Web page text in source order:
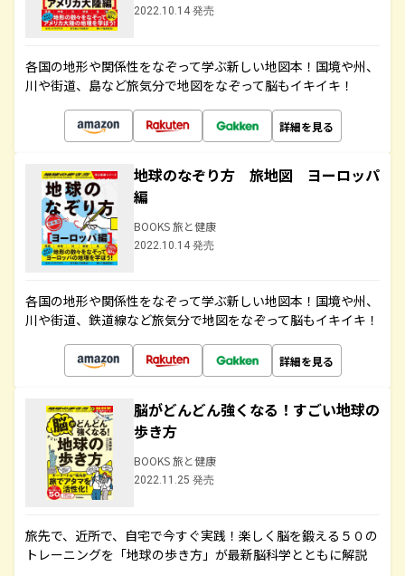
2022.10.14 発売
各国の地形や関係性をなぞって学ぶ新しい地図本！国境や州、
川や街道、島など旅気分で地図をなぞって脳もイキイキ！
詳細を見る
地球のなぞり方 旅地図 ヨーロッパ
編
BOOKS 旅と健康
2022.10.14 発売
各国の地形や関係性をなぞって学ぶ新しい地図本！国境や州、
川や街道、鉄道線など旅気分で地図をなぞって脳もイキイキ！
詳細を見る
脳がどんどん強くなる！すごい地球の
歩き方
BOOKS 旅と健康
2022.11.25 発売
旅先で、近所で、自宅で今すぐ実践！楽しく脳を鍛える５０の
トレーニングを「地球の歩き方」が最新脳科学とともに解説